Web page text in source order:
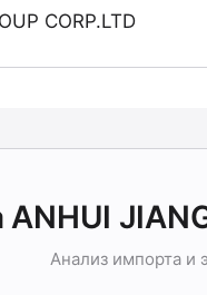
CORP.LTD
Анализ импорта и